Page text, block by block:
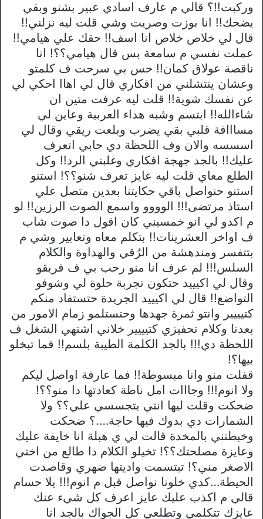
وركبت!!؟ قالي م عارف اسادي عبير بشنو وبقي
يضحك!! انا بوزت وصريت وشي قلت ليه نزلني!!
قال لي خلاص خلاص انا اسف!! حقك علي هيامي!!
عملت نفسي م سامعة بس قال هيامي؟؟! انا
ناقصة عولاق كمان!! حس بي سرحت ف كلمتو
وعشان ينتشلني من افكاري قال لي اهاا احكي لي
عن نفسك شوية!! قلت ليه عرفت متين ان
شاءالله!! ابتسم وشبه هداء العربية وعاين لي
مسااافة قلبي بقي يضرب وبلعت ريقي وقال لي
اسسسه والان وف اللحظة دي حابي اتعرف
عليك!! بالجد جهجة افكاري وغلبني الرد!! وكل
الطلع معاي قلت ليه عايز تعرف شنو؟؟! استنو
استنو حنواصل باقي حكايتنا بعدين متصل علي
استاذ مرتضى!!! الوووو واسمع الصوت الرزين!! لو
م اكدو لي انو خمسيني كان اقول دا صوت شاب
ف اواخر العشرينات!! بتكلم معاه وتعابير وشي م
بتتفسر ومندهشة من الرُقي والهداوة والكلام
السلس!!! لم عرف انا منو رحب بي ف فريقو
وقال لي اكيييد حتكون تجربة حلوة لي وشوفو
التواضع!! قال لي اكيييد الجريدة حتستفاد منكم
كتيييير وانتو ثمرة جهدها وحتستلمو زمام الامور من
بعدنا وكلام تحفيزي كتيييير خلاني اشتهي الشغل ف
اللحظة دي!!! بالجد الكلمة الطيبة بلسم!! فما تبخلو
بيها؟!
قفلت منو وانا مبسوطة!! فما عارفة اواصل ليكم
ولا انوم!!! وجااات امل ناطة كعادتها دا منو؟؟!
ضحكت وقلت ليها انتي بتجسسي علي؟؟ ولا
الشمارات دي بدوك فيها حاجة….؟ ضحكت
وخبطتني بالمخدة قالت لي ي هبلة انا خايفة عليك
وعايزة مصلحتك؟؟! تخيلو الكلام دا طالع من اختي
الاصغر مني؟! تبتسمت واديتها ضهري وقاصدت
الحيطة…كدي خلونا نواصل قبل م انوم!!! يلا حسام
قالي م اكذب عليك عايز اعرف كل شيء عنك
عايزك تتكلمي وتطلعي كل الجواك بالجد انا